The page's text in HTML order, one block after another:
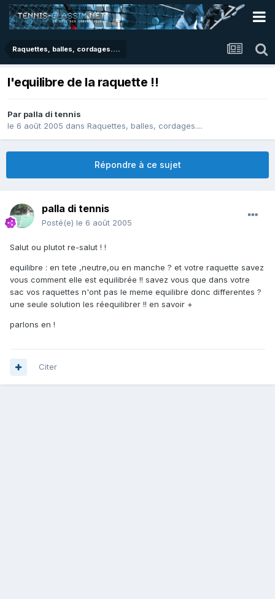
Raquettes, balles, cordages....
l'equilibre de la raquette !!
Par palla di tennis
le 6 août 2005 dans Raquettes, balles, cordages....
Répondre à ce sujet
palla di tennis
Posté(e) le 6 août 2005
Salut ou plutot re-salut ! !
equilibre : en tete ,neutre,ou en manche ? et votre raquette savez
vous comment elle est equilibrée !! savez vous que dans votre
sac vos raquettes n'ont pas le meme equilibre donc differentes ?
une seule solution les réequilibrer !! en savoir +
parlons en !
Citer